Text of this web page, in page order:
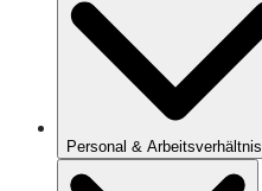
Personal & Arbeitsverhältnis